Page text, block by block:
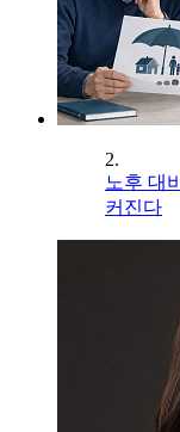
2.
노후 대
커진다